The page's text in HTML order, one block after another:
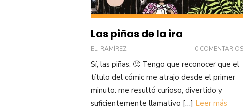
Las piñas de la ira
ELI RAMÍREZ 0 COMENTARIOS
Sí, las piñas. 🙂 Tengo que reconocer que el
título del cómic me atrajo desde el primer
minuto: me resultó curioso, divertido y
suficientemente llamativo […] Leer más